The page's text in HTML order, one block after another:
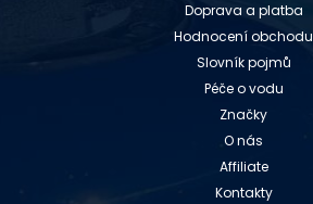
Doprava a platba
Hodnocení obchodu
Slovník pojmů
Péče o vodu
Značky
O nás
Affiliate
Kontakty